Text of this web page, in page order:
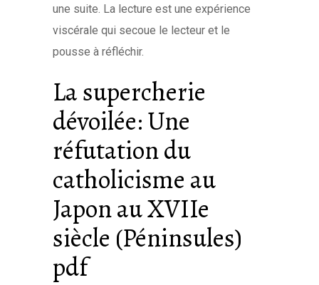
une suite. La lecture est une expérience
viscérale qui secoue le lecteur et le
pousse à réfléchir.
La supercherie
dévoilée: Une
réfutation du
catholicisme au
Japon au XVIIe
siècle (Péninsules)
pdf